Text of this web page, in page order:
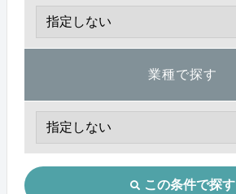
業種で探す
この条件で探す